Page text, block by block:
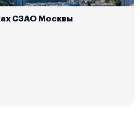
СЗАО Москвы